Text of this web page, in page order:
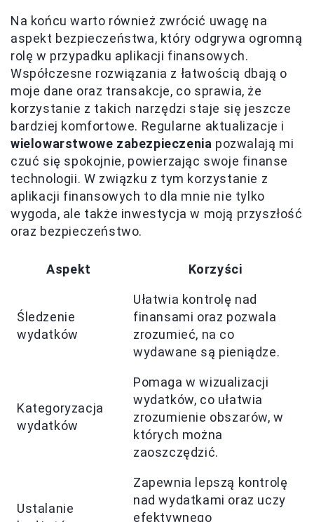
Na końcu warto również zwrócić uwagę na
aspekt bezpieczeństwa, który odgrywa ogromną
rolę w przypadku aplikacji finansowych.
Współczesne rozwiązania z łatwością dbają o
moje dane oraz transakcje, co sprawia, że
korzystanie z takich narzędzi staje się jeszcze
bardziej komfortowe. Regularne aktualizacje i
wielowarstwowe zabezpieczenia pozwalają mi
czuć się spokojnie, powierzając swoje finanse
technologii. W związku z tym korzystanie z
aplikacji finansowych to dla mnie nie tylko
wygoda, ale także inwestycja w moją przyszłość
oraz bezpieczeństwo.
Aspekt Korzyści
Śledzenie
wydatków
Ułatwia kontrolę nad
finansami oraz pozwala
zrozumieć, na co
wydawane są pieniądze.
Kategoryzacja
wydatków
Pomaga w wizualizacji
wydatków, co ułatwia
zrozumienie obszarów, w
których można
zaoszczędzić.
Ustalanie
Zapewnia lepszą kontrolę
nad wydatkami oraz uczy
efektywnego